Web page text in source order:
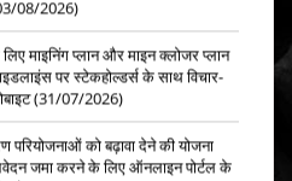
माइनिंग प्लान और माइन क्लोजर प्लान
पर स्टेकहोल्डर्स के साथ विचार-
(31/07/2026)
परियोजनाओं को बढ़ावा देने की योजना
जमा करने के लिए ऑनलाइन पोर्टल के
(29/07/2026)